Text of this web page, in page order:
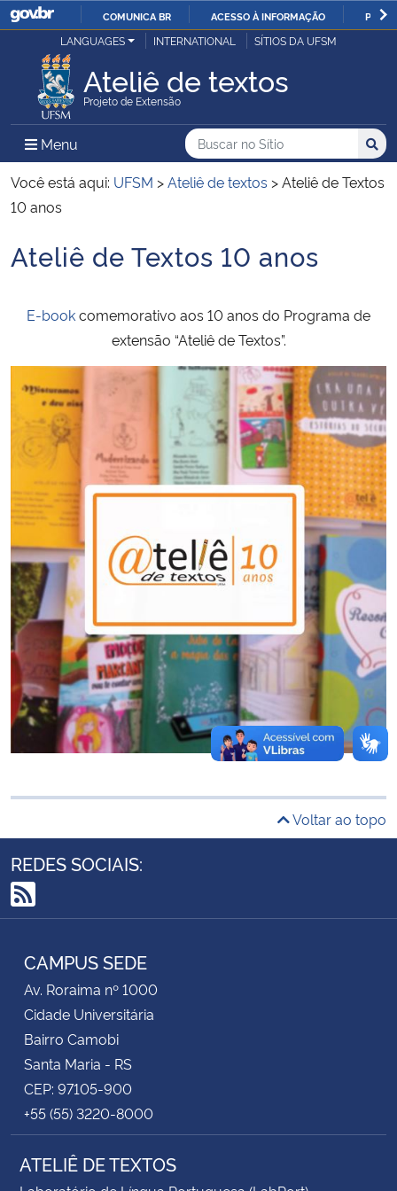
IR
O
COMUNICA BR ACESSO À INFORMAÇÃO
Ministério da Justiça e Segurança Pública
Ministério da Defesa
Ministério das Relações Exteriores
Ministério da Infraestrutura
Ministério da Agricultura, Pecuária e Abastecimento
Ministério da Educação
Ministério da Cidadania
Ministério da Saúde
Ministério de Minas e Energia
Ministério da Ciência, Tecnologia, Inovações e Comunicações
Ministério do Meio Ambiente
Ministério do Turismo
Ministério do Desenvolvimento Regional
Controladoria-Geral da União
Secretaria de Governo
Banco Central do Brasil
Planalto
LANGUAGES INTERNATIONAL SÍTIOS DA UFSM
Ateliê de textos
Projeto de Extensão
Menu Menu Principal do Sítio
Busca
Buscar no no Sítio
Busca:
Você está aqui: UFSM >Ateliê de textos >Ateliê de Textos
10 anos
Início do conteúdo
Ateliê de Textos 10 anos
E-bookcomemorativo aos 10 anos do Programa de
extensão “Ateliê de Textos”.
Voltar ao topo
REDES SOCIAIS:
RSS
CAMPUS SEDE
Av. Roraima nº 1000
Cidade Universitária
Bairro Camobi
Santa Maria - RS
CEP: 97105-900
+55 (55) 3220-8000
ATELIÊ DE TEXTOS